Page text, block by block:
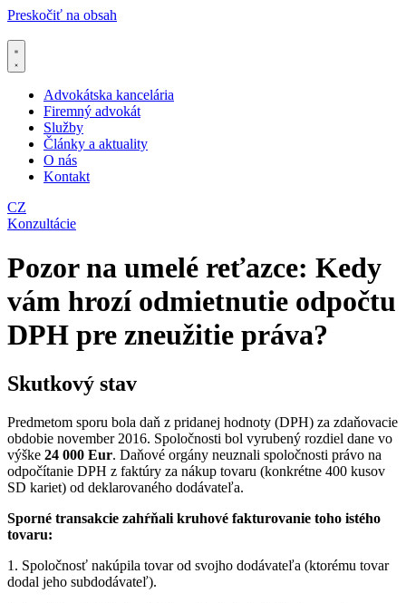
Preskočiť na obsah
Advokátska kancelária
Firemný advokát
Služby
Články a aktuality
O nás
Kontakt
CZ
Konzultácie
Pozor na umelé reťazce: Kedy
vám hrozí odmietnutie odpočtu
DPH pre zneužitie práva?
Skutkový stav
Predmetom sporu bola daň z pridanej hodnoty (DPH) za zdaňovacie
obdobie november 2016. Spoločnosti bol vyrubený rozdiel dane vo
výške 24 000 Eur. Daňové orgány neuznali spoločnosti právo na
odpočítanie DPH z faktúry za nákup tovaru (konkrétne 400 kusov
SD kariet) od deklarovaného dodávateľa.
Sporné transakcie zahŕňali kruhové fakturovanie toho istého
tovaru:
1. Spoločnosť nakúpila tovar od svojho dodávateľa (ktorému tovar
dodal jeho subdodávateľ).